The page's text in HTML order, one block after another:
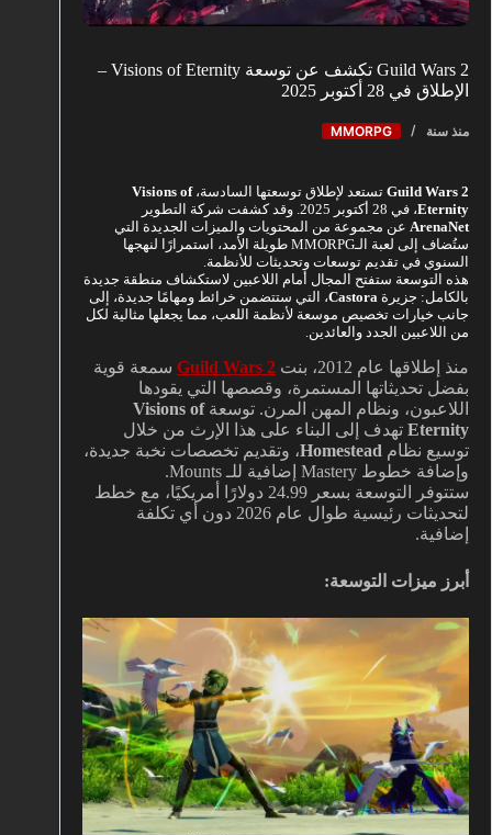
Guild Wars 2 تكشف عن توسعة Visions of Eternity –
الإطلاق في 28 أكتوبر 2025
منذ سنة MMORPG
Guild Wars 2 تستعد لإطلاق توسعتها السادسة،Visions of
Eternity، في 28 أكتوبر 2025. وقد كشفت شركة التطوير
ArenaNet عن مجموعة من المحتويات والميزات الجديدة التي
ستُضاف إلى لعبة الـMMORPG طويلة الأمد، استمرارًا لنهجها
السنوي في تقديم توسعات وتحديثات للأنظمة.
هذه التوسعة ستفتح المجال أمام اللاعبين لاستكشاف منطقة جديدة
بالكامل: جزيرة Castora، التي ستتضمن خرائط ومهامًا جديدة، إلى
جانب خيارات تخصيص موسعة لأنظمة اللعب، مما يجعلها مثالية لكل
من اللاعبين الجدد والعائدين.
منذ إطلاقها عام 2012، بنت Guild Wars 2 سمعة قوية
بفضل تحديثاتها المستمرة، وقصصها التي يقودها
اللاعبون، ونظام المهن المرن. توسعةVisions of
Eternity تهدف إلى البناء على هذا الإرث من خلال
توسيع نظام Homestead، وتقديم تخصصات نخبة جديدة،
وإضافة خطوط Mastery إضافية للـ Mounts.
ستتوفر التوسعة بسعر 24.99 دولارًا أمريكيًا، مع خطط
لتحديثات رئيسية طوال عام 2026 دون أي تكلفة
إضافية.
أبرز ميزات التوسعة: